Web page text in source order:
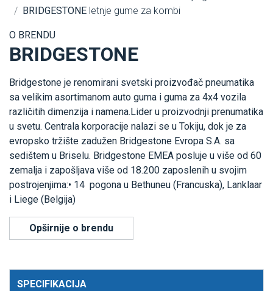
BRIDGESTONE letnje gume za kombi
O BRENDU
BRIDGESTONE
Bridgestone je renomirani svetski proizvođač pneumatika
sa velikim asortimanom auto guma i guma za 4x4 vozila
različitih dimenzija i namena.Lider u proizvodnji prenumatika
u svetu. Centrala korporacije nalazi se u Tokiju, dok je za
evropsko tržište zadužen Bridgestone Evropa S.A. sa
sedištem u Briselu. Bridgestone EMEA posluje u više od 60
zemalja i zapošljava više od 18.200 zaposlenih u svojim
postrojenjima:• 14 pogona u Bethuneu (Francuska), Lanklaar
i Liege (Belgija)
Opširnije o brendu
SPECIFIKACIJA